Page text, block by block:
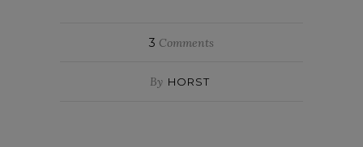
3 Comments
By HORST